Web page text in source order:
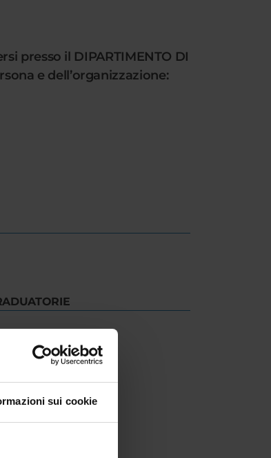
sui cookie
presso il DIPARTIMENTO DI
e dell’organizzazione: